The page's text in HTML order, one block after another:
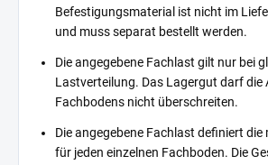
Befestigungsmaterial ist nicht im
und muss separat bestellt werden.
Die angegebene Fachlast gilt nur bei
Lastverteilung. Das Lagergut darf die
Fachbodens nicht überschreiten.
Die angegebene Fachlast definiert
für jeden einzelnen Fachboden. Die